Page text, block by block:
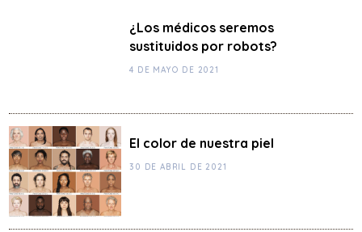
¿Los médicos seremos
sustituidos por robots?
4 DE MAYO DE 2021
El color de nuestra piel
30 DE ABRIL DE 2021